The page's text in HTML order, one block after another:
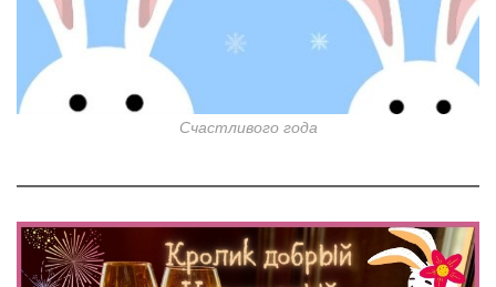
Счастливого года